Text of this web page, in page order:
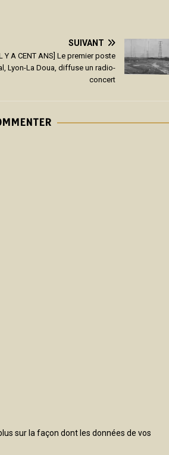
SUIVANT
Y A CENT ANS] Le premier poste
Lyon-La Doua, diffuse un radio-
concert
sur la façon dont les données de vos